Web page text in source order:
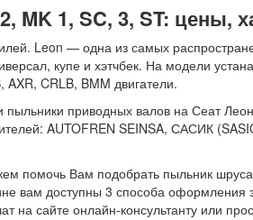
1, SC, 3, ST: цены,
Leon — одна из самых
купе и хэтчбек. На модели
CRLB, BMM двигатели.
пыльники приводных валов на Сеат
AUTOFREN SEINSA, САСИК
помочь Вам подобрать пыльник
вам доступны 3 способа
на сайте онлайн-консультанту или